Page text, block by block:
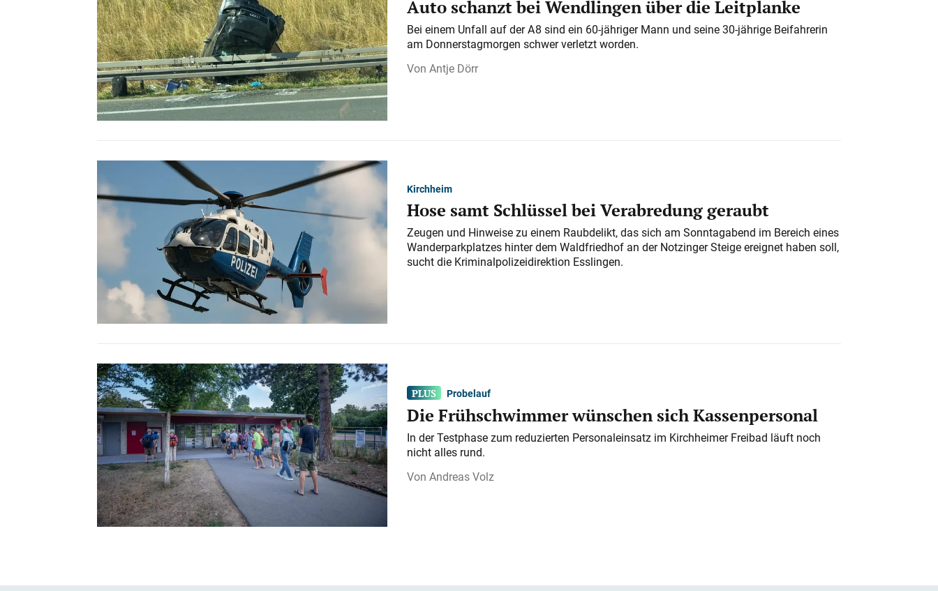
Auto schanzt bei Wendlingen über die Leitplanke
Bei einem Unfall auf der A 8 sind ein 60-jähriger Mann und seine 30-jährige Beifahrerin
am Donnerstagmorgen schwer verletzt worden.
Antje Dörr
Kirchheim
Hose samt Schlüssel bei Verabredung geraubt
Zeugen und Hinweise zu einem Raubdelikt, das sich am Sonntagabend im Bereich eines
Wanderparkplatzes hinter dem Waldfriedhof an der Notzinger Steige ereignet haben soll,
sucht die Kriminalpolizeidirektion Esslingen.
Probelauf
Die Frühschwimmer wünschen sich Kassenpersonal
In der Testphase zum reduzierten Personaleinsatz im Kirchheimer Freibad läuft noch
nicht alles rund.
Andreas Volz